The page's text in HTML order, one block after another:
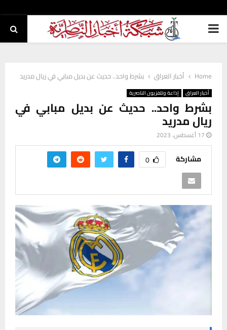
PRIMARY
Home أخبار العراق بشرط واحد.. حديث عن بديل مبابي في ريال مدريد
أخبار العراق إذاعة وتلفزيون الناصرية
بشرط واحد.. حديث عن بديل مبابي في
ريال مدريد
17 أغسطس، 2023
مشاركة 0